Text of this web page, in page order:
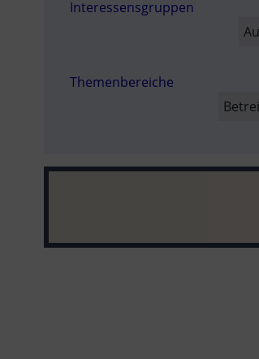
Interessensgruppen
Themenbereiche